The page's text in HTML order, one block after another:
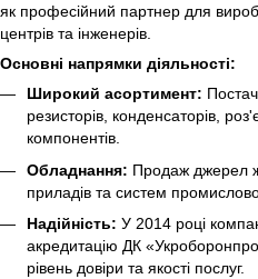
як професійний партнер для
центрів та інженерів.
Основні напрямки діяльності:
Широкий асортимент:
резисторів, конденсаторів,
компонентів.
Обладнання: Продаж джерел
приладів та систем
Надійність: У 2014 році
акредитацію ДК
рівень довіри та якості послуг.